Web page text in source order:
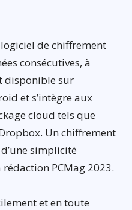
de chiffrement
consécutives, à
disponible sur
et s’intègre aux
cloud tels que
Un chiffrement
simplicité
PCMag 2023.
et en toute